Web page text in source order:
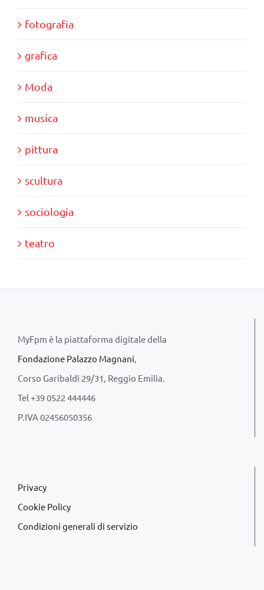
fotografia
grafica
Moda
musica
pittura
scultura
sociologia
teatro
MyFpm è la piattaforma digitale della
Fondazione Palazzo Magnani,
Corso Garibaldi 29/31, Reggio Emilia.
Tel +39 0522 444446
P.IVA 02456050356
Privacy
Cookie Policy
Condizioni generali di servizio